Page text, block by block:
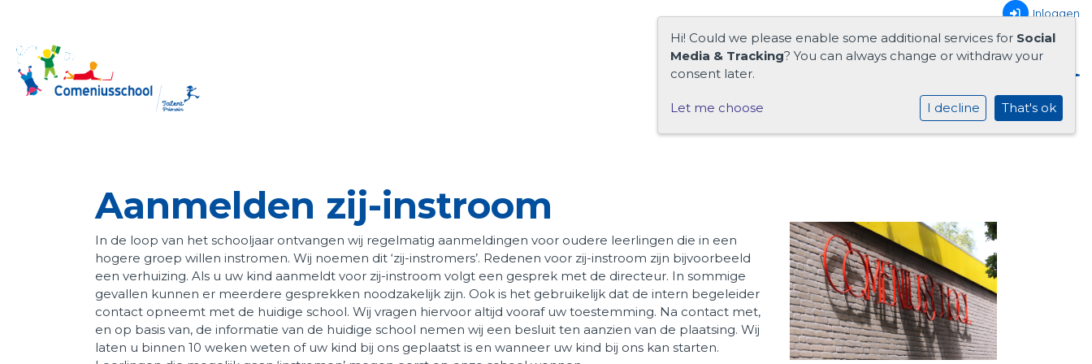
Inloggen
Praktische zaken
HB Onderwijs
Downloads
Aanmelden zij-instroom
In de loop van het schooljaar ontvangen wij regelmatig aanmeldingen voor oudere leerlingen die in een
hogere groep willen instromen. Wij noemen dit ‘zij-instromers’. Redenen voor zij-instroom zijn bijvoorbeeld
een verhuizing. Als u uw kind aanmeldt voor zij-instroom volgt een gesprek met de directeur. In sommige
gevallen kunnen er meerdere gesprekken noodzakelijk zijn. Ook is het gebruikelijk dat de intern begeleider
contact opneemt met de huidige school. Wij vragen hiervoor altijd vooraf uw toestemming. Na contact met,
en op basis van, de informatie van de huidige school nemen wij een besluit ten aanzien van de plaatsing. Wij
laten u binnen 10 weken weten of uw kind bij ons geplaatst is en wanneer uw kind bij ons kan starten.
Hi! Could we please enable some additional services for Social
Media & Tracking? You can always change or withdraw your
consent later.
Let me choose I decline That's ok